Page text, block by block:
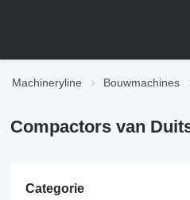
Machineryline Bouwmachines
Compactors van
Categorie